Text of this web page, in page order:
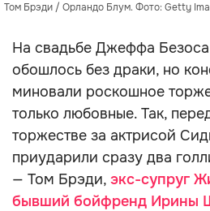
Том Брэди / Орландо Блум. Фото: Getty
На свадьбе Джеффа
обошлось без драки, но
миновали роскошное
только любовные. Так,
торжестве за актрисой
приударили сразу два
— Том Брэди, экс-супруг
бывший бойфренд Ирины